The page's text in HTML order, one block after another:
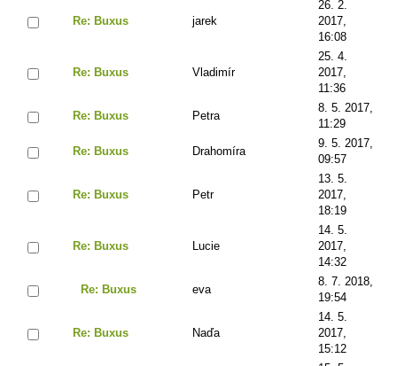
Re: Buxus jarek
26. 2.
2017,
16:08
Re: Buxus Vladimír
25. 4.
2017,
11:36
Re: Buxus Petra
8. 5. 2017,
11:29
Re: Buxus Drahomíra
9. 5. 2017,
09:57
Re: Buxus Petr
13. 5.
2017,
18:19
Re: Buxus Lucie
14. 5.
2017,
14:32
Re: Buxus eva
8. 7. 2018,
19:54
Re: Buxus Naďa
14. 5.
2017,
15:12